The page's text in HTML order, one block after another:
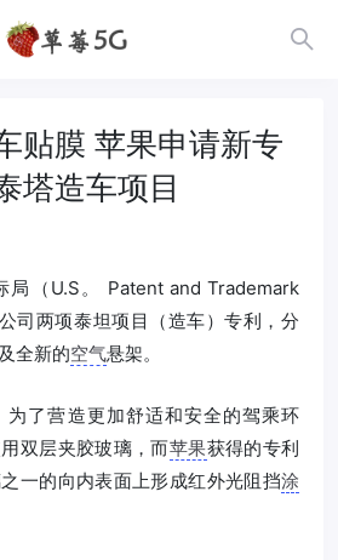
贴膜 苹果申请新专
塔造车项目
局（U.S。 Patent and Trademark
公司两项泰坦项目（造车）专利，分
全新的空气悬架。
为了营造更加舒适和安全的驾乘环
双层夹胶玻璃，而苹果获得的专利
一的向内表面上形成红外光阻挡涂